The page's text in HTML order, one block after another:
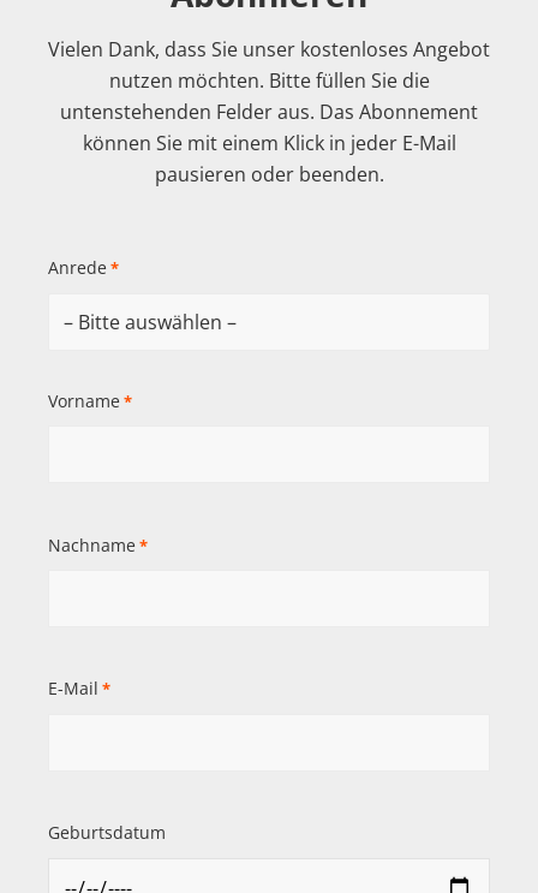
Vielen Dank, dass Sie unser kostenloses Angebot
nutzen möchten. Bitte füllen Sie die
untenstehenden Felder aus. Das Abonnement
können Sie mit einem Klick in jeder E-Mail
pausieren oder beenden.
Anrede *
Vorname *
Nachname *
E-Mail *
Geburtsdatum